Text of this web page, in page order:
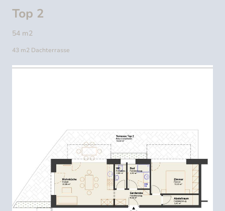
Top 2
54 m2
43 m2 Dachterrasse